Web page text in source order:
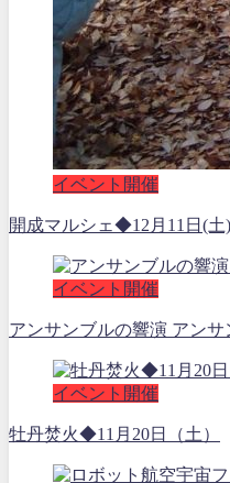
イベント開催
開成マルシェ◆12月11日(土)
イベント開催
アンサンブルの響演 アン
イベント開催
牡丹焚火◆11月20日（土）